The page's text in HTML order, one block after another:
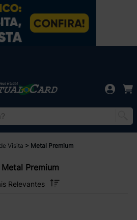
Visita Metal Premium
Metal Premium